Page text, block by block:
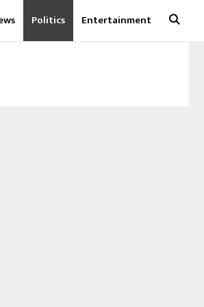
Politics Entertainment